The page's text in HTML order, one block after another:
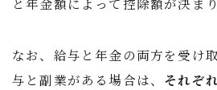
なお、給与と年金の両方を受け
与と副業がある場合は、 それぞ